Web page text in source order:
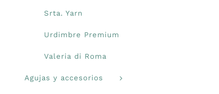
Srta. Yarn
Urdimbre Premium
Valeria di Roma
Agujas y accesorios